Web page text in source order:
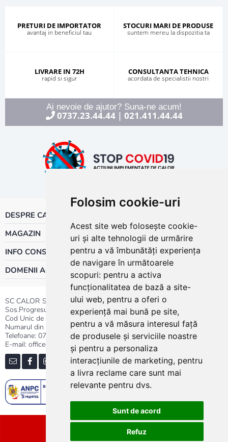
Folosim cookie-uri
Acest site web folosește cookie-
uri și alte tehnologii de urmărire
pentru a vă îmbunătăți experiența
de navigare în următoarele
scopuri: pentru a activa
funcționalitatea de bază a site-
ului web, pentru a oferi o
experiență mai bună pe site,
pentru a vă măsura interesul față
de produsele și serviciile noastre
și pentru a personaliza
interacțiunile de marketing, pentru
a livra reclame care sunt mai
relevante pentru dvs.
Sunt de acord
Refuz
PRETURI DE IMPORTATOR
avantaj in beneficiul tau
STOCURI MARI DE PRODUSE
suntem mereu la dispozitia ta
LIVRARE IN 72H
rapid si sigur
CONSULTANTA TEHNICA
acordata de specialistii nostri
Ai nevoie de ajutor? Suna-ne acum!
0737.23.44.44| 021.411.44.44
DESPRE CALOR
MAGAZIN
INFO CONSUMATOR
DOMENII ACTIVITATE
SC CALOR SRL
Sos.Progresului nr.30-40, Sector 5, Bucuresti
Cod Unic de Inregistrare: RO 3004724
Numarul din Registrul Comertului:J40/13176/1991
Telefoane: 0737.23.44.44|021.411.44.44
E-mail: office@calor.ro